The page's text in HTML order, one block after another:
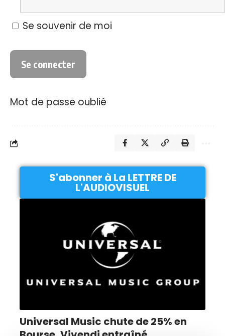
Se souvenir de moi
Mot de passe oublié
S'abonner à La LETTRE DE
L'AUDIOVISUEL
Universal Music chute de 25% en